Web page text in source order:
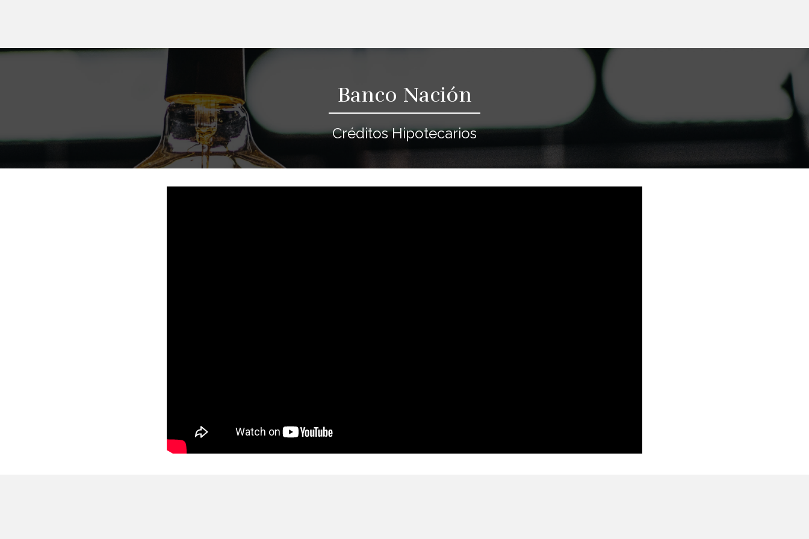
Banco Nación
Créditos Hipotecarios